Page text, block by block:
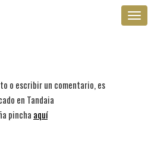
o escribir un comentario, es
en Tandaia
pincha aquí